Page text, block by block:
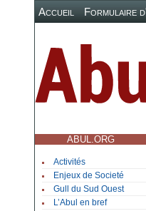
Accueil Formulaire
ABUL.ORG
Activités
Enjeux de Societé
Gull du Sud Ouest
L’Abul en bref